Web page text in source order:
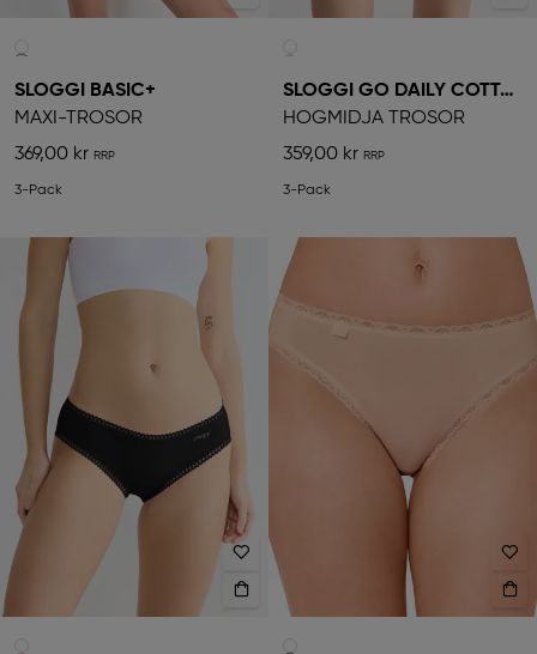
SLOGGI BASIC+
MAXI-TROSOR
369,00 kr
3-Pack
SLOGGI GO DAILY COTTON
HÖGMIDJA TROSOR
359,00 kr
3-Pack